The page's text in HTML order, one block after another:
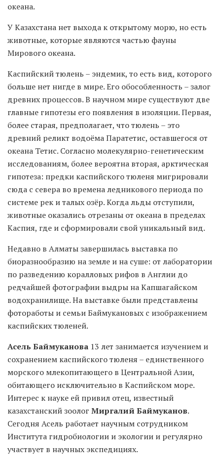
океана.
У Казахстана нет выхода к открытому морю, но есть
животные, которые являются частью фауны
Мирового океана.
Каспийский тюлень – эндемик, то есть вид, которого
больше нет нигде в мире. Его обособленность – залог
древних процессов. В научном мире существуют две
главные гипотезы его появления в изоляции. Первая,
более старая, предполагает, что тюлень – это
древний реликт водоёма Паратетис, оставшегося от
океана Тетис. Согласно молекулярно-генетическим
исследованиям, более вероятна вторая, арктическая
гипотеза: предки каспийского тюленя мигрировали
сюда с севера во времена ледникового периода по
системе рек и талых озёр. Когда льды отступили,
животные оказались отрезаны от океана в пределах
Каспия, где и сформировали свой уникальный вид.
Недавно в Алматы завершилась выставка по
биоразнообразию на земле и на суше: от лаборатории
по разведению коралловых рифов в Англии до
редчайшей фотографии выдры на Капшагайском
водохранилище. На выставке были представлены
фотоработы и семьи Баймукановых с изображением
каспийских тюленей.
Асель Баймуканова 13 лет занимается изучением и
сохранением каспийского тюленя – единственного
морского млекопитающего в Центральной Азии,
обитающего исключительно в Каспийском море.
Интерес к науке ей привил отец, известный
казахстанский зоолог Миргалий Баймуканов.
Сегодня Асель работает научным сотрудником
Института гидробиологии и экологии и регулярно
участвует в научных экспедициях.